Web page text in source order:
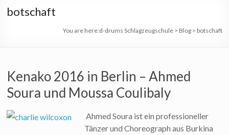
botschaft
You are here:d-drums Schlagzeugschule> Blog> botschaft
Kenako 2016 in Berlin – Ahmed
Soura und Moussa Coulibaly
Ahmed Soura ist ein professioneller
Tänzer und Choreograph aus Burkina